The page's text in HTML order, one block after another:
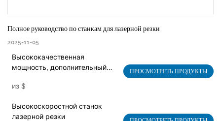
Полное руководство по станкам для лазерной резки
2025-11-05
Высококачественная
мощность, дополнительный
лазерной резки с ЧПУ,
резак для листов с
автоматическим одним
из $
ПРОСМОТРЕТЬ ПРОДУКТЫ
Высокоскоростной станок
лазерной резки